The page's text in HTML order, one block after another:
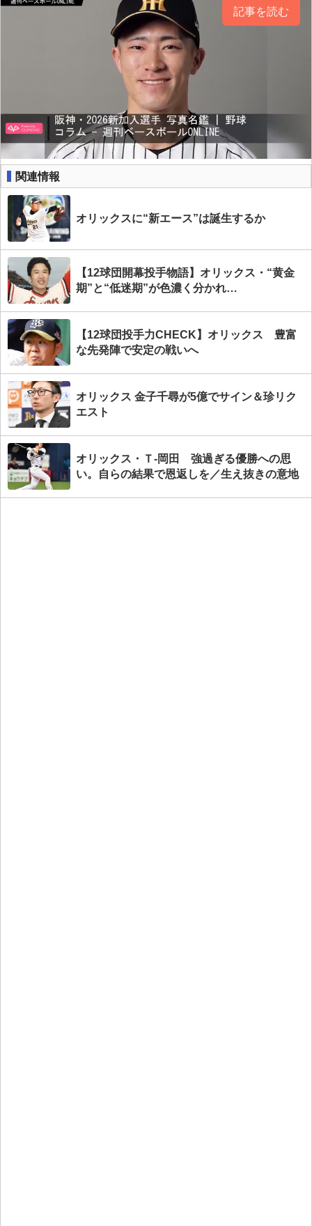
記事を読む
関連情報
オリックスに“新エース”は誕生するか
【12球団開幕投手物語】オリックス・“黄金
期”と“低迷期”が色濃く分かれ…
【12球団投手力CHECK】オリックス 豊富
な先発陣で安定の戦いへ
オリックス 金子千尋が5億でサイン＆珍リク
エスト
オリックス・Ｔ-岡田 強過ぎる優勝への思
い。自らの結果で恩返しを／生え抜きの意地